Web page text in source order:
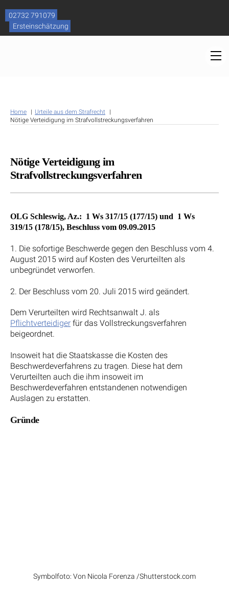
content
02732 791079
Ersteinschätzung
Home
Urteile aus dem Strafrecht
Nötige Verteidigung im Strafvollstreckungsverfahren
Nötige Verteidigung im
Strafvollstreckungsverfahren
OLG Schleswig, Az.: 1 Ws 317/15 (177/15) und 1 Ws
319/15 (178/15), Beschluss vom 09.09.2015
1. Die sofortige Beschwerde gegen den Beschluss vom 4.
August 2015 wird auf Kosten des Verurteilten als
unbegründet verworfen.
2. Der Beschluss vom 20. Juli 2015 wird geändert.
Dem Verurteilten wird Rechtsanwalt J. als
Pflichtverteidiger für das Vollstreckungsverfahren
beigeordnet.
Insoweit hat die Staatskasse die Kosten des
Beschwerdeverfahrens zu tragen. Diese hat dem
Verurteilten auch die ihm insoweit im
Beschwerdeverfahren entstandenen notwendigen
Auslagen zu erstatten.
Gründe
Symbolfoto: Von Nicola Forenza /Shutterstock.com